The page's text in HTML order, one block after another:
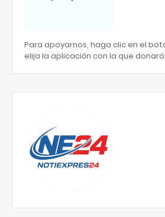
Para apoyarnos, haga clic en el
elija la aplicación con la que